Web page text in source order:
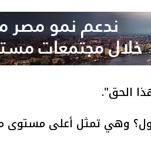
الحق".
وهي تمثل أعلى مستوى